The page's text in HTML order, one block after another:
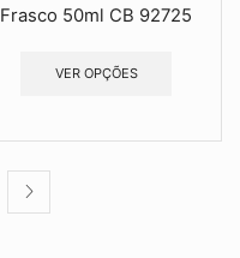
Frasco 50ml CB 92725
VER OPÇÕES